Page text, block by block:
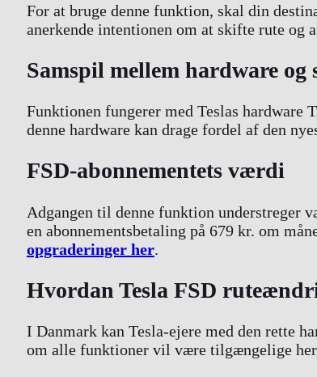
For at bruge denne funktion, skal din
anerkende intentionen om at skifte rute og
Samspil mellem hardware og
Funktionen fungerer med Teslas hardware
denne hardware kan drage fordel af den
FSD-abonnementets værdi
Adgangen til denne funktion understreger
en abonnementsbetaling på 679 kr. om
opgraderinger her.
Hvordan Tesla FSD
I Danmark kan Tesla-ejere med den rette
om alle funktioner vil være tilgængelige